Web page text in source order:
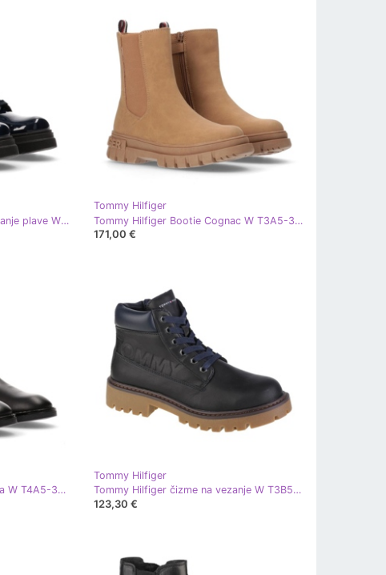
Tommy Hilfiger Čizme na vezanje plave W T4A5-33040-0775800-800 crna
Tommy Hilfiger
Tommy Hilfiger Bootie Cognac W T3A5-33059-0315582-582 gležnjače smeđa
171,00 €
Tommy Hilfiger Chelsea čizma W T4A5-33045-0036999-999 crna
Tommy Hilfiger
Tommy Hilfiger čizme na vezanje W T3B5-32088-0777800 plava
123,30 €